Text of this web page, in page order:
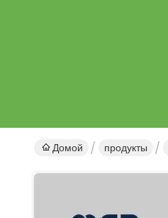
Домой продукты